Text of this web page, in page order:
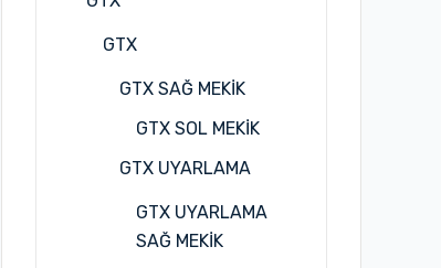
GTX
GTX SAĞ MEKİK
GTX SOL MEKİK
GTX UYARLAMA
GTX UYARLAMA
SAĞ MEKİK